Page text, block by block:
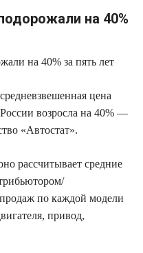
на 40%
цена
возросла на 40% —
«Автостат».
рассчитывает средние
по каждой модели
привод,